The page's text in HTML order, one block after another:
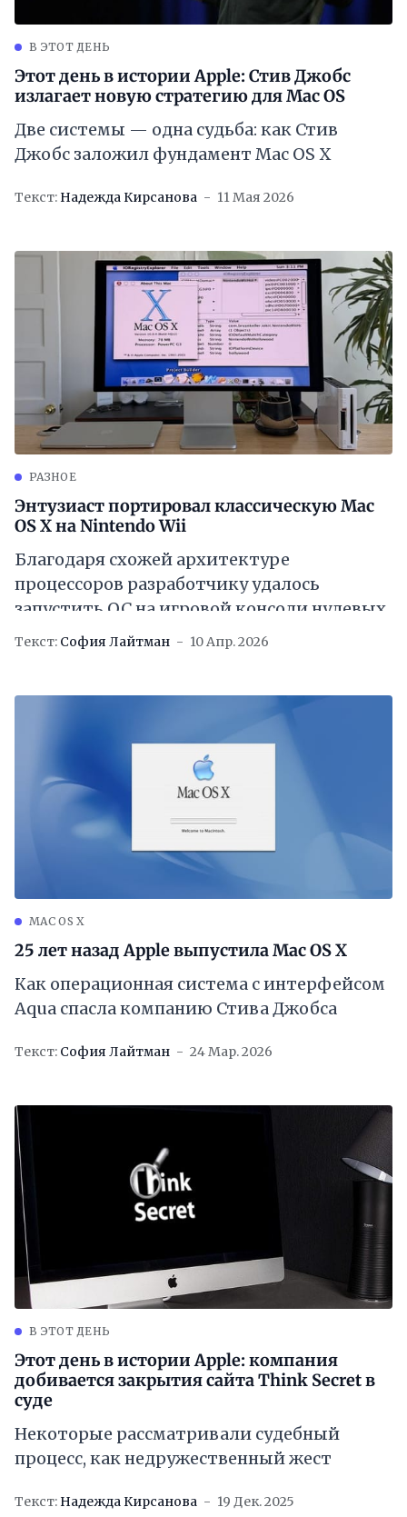
В ЭТОТ ДЕНЬ
Этот день в истории Apple: Стив Джобс
излагает новую стратегию для Mac OS
Две системы — одна судьба: как Стив
Джобс заложил фундамент Mac OS X
Текст: Надежда Кирсанова 11 Мая 2026
РАЗНОЕ
Энтузиаст портировал классическую Mac
OS X на Nintendo Wii
Благодаря схожей архитектуре
процессоров разработчику удалось
запустить ОС на игровой консоли нулевых
Текст: София Лайтман 10 Апр. 2026
MAC OS X
25 лет назад Apple выпустила Mac OS X
Как операционная система с интерфейсом
Aqua спасла компанию Стива Джобса
Текст: София Лайтман 24 Мар. 2026
В ЭТОТ ДЕНЬ
Этот день в истории Apple: компания
добивается закрытия сайта Think Secret в
суде
Некоторые рассматривали судебный
процесс, как недружественный жест
Текст: Надежда Кирсанова 19 Дек. 2025